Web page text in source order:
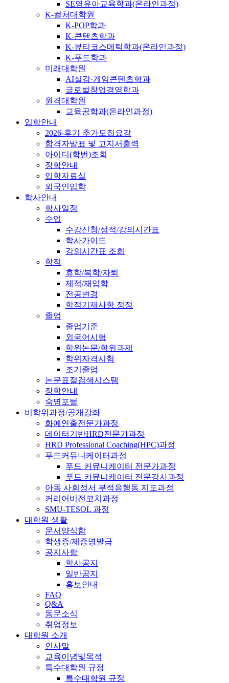
SE영유아교육학과(온라인과정)
K-컬처대학원
K-POP학과
K-콘텐츠학과
K-뷰티코스메틱학과(온라인과정)
K-푸드학과
미래대학원
AI실감·게임콘텐츠학과
글로벌창업경영학과
원격대학원
교육공학과(온라인과정)
입학안내
2026-후기 추가모집요강
합격자발표 및 고지서출력
아이디(학번)조회
장학안내
입학자료실
외국인입학
학사안내
학사일정
수업
수강신청/성적/강의시간표
학사가이드
강의시간표 조회
학적
휴학/복학/자퇴
제적/재입학
전공변경
학적기재사항 정정
졸업
졸업기준
외국어시험
학위논문/학위과제
학위자격시험
조기졸업
논문표절검색시스템
장학안내
숙명포털
비학위과정/공개강좌
화예연출전문가과정
데이터기반HRD전문가과정
HRD Professional Coaching(HPC)과정
푸드커뮤니케이터과정
푸드 커뮤니케이터 전문가과정
푸드 커뮤니케이터 전문강사과정
아동 사회정서 부적응행동 지도과정
커리어비전코치과정
SMU-TESOL 과정
대학원 생활
문서양식함
학생증/제증명발급
공지사항
학사공지
일반공지
홍보안내
FAQ
Q&A
동문소식
취업정보
대학원 소개
인사말
교육이념및목적
특수대학원 규정
특수대학원 규정